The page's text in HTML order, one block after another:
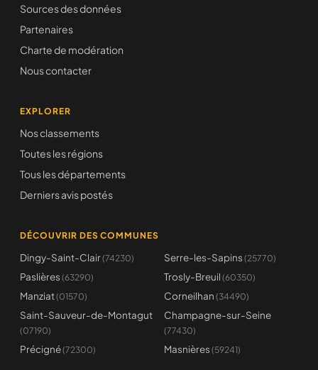
Sources des données
Partenaires
Charte de modération
Nous contacter
EXPLORER
Nos classements
Toutes les régions
Tous les départements
Derniers avis postés
DÉCOUVRIR DES COMMUNES
Dingy-Saint-Clair(74230) Serre-les-Sapins (25770)
Paslières (63290) Trosly-Breuil (60350)
Manziat(01570) Corneilhan (34490)
Saint-Sauveur-de-Montagut
(07190)
Champagne-sur-Seine
(77430)
Précigné(72300) Masnières (59241)